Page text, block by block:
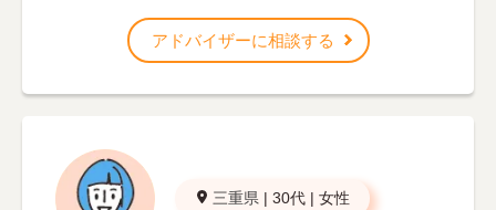
アドバイザーに相談する
三重県 | 30代 | 女性